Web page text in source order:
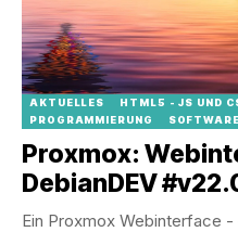
AKTUELLES HTML5 - JS UND
PROGRAMMIERUNG
SOFTWARE
Proxmox:
DebianDEV
Ein Proxmox Webinterface